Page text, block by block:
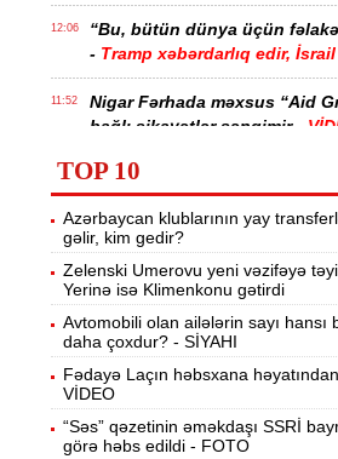
12:06
“Bu, bütün dünya üçün
- Tramp xəbərdarlıq edir,
11:52
Nigar Fərhada məxsus “Aid
bağlı şikayətlər səngimir -
11:36
Əhalimizin yarısı bu
əziyyət çəkir -Səbəb
11:19
Azərbaycanda işçi axtarılır -
Əməkhaqqı 10 min manatdır
11:04
Kartdan istədiyiniz qədər
bilərsiniz -VİDEO
10:50
Ər-arvadın yanaraq ölməsinə
həbs edilən var - Evdən 15
oğurlanıb
TOP 10
Azərbaycan klublarının yay
gəlir, kim gedir?
Zelenski Umerovu yeni vəzifəyə
Yerinə isə Klimenkonu gətirdi
Avtomobili olan ailələrin sayı hansı
daha çoxdur? - SİYAHI
Fədayə Laçın həbsxana həyatından
VİDEO
“Səs” qəzetinin əməkdaşı SSRİ
görə həbs edildi - FOTO